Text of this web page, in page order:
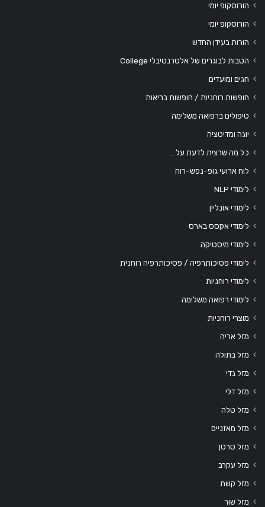
הורוסקופ יומי
הורוסקופ יומי
הורות בעידן החדש
הטבות לבוגרים של אלטרנטיבלי College
חגים ומועדים
חופשות רוחניות / חופשות בריאות
טיפולים ברפואה משלימה
יוגה ומדיטציה
כל מה שרצית לדעת על…
לוח ארועי גופ-נפש-רוח
לימודי NLP
לימודי אונליין
לימודי אקסס בארס
לימודי מיסטיקה
לימודי פסיכותרפיה / פסיכותרפיה רוחנית
לימודי רוחניות
לימודי רפואה משלימה
מוצרי רוחניות
מזל אריה
מזל בתולה
מזל גדי
מזל דלי
מזל טלה
מזל מאזניים
מזל סרטן
מזל עקרב
מזל קשת
מזל שור